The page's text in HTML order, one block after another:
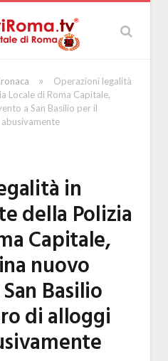
»
Operazioni legalità
Locale di Roma Capitale,
a San Basilio per il
in
della Polizia
Capitale,
nuovo
Basilio
di alloggi